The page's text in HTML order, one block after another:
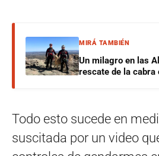
MIRÁ TAMBIÉN
Un milagro en las
rescate de la cabra
Todo esto sucede en
suscitada por un video